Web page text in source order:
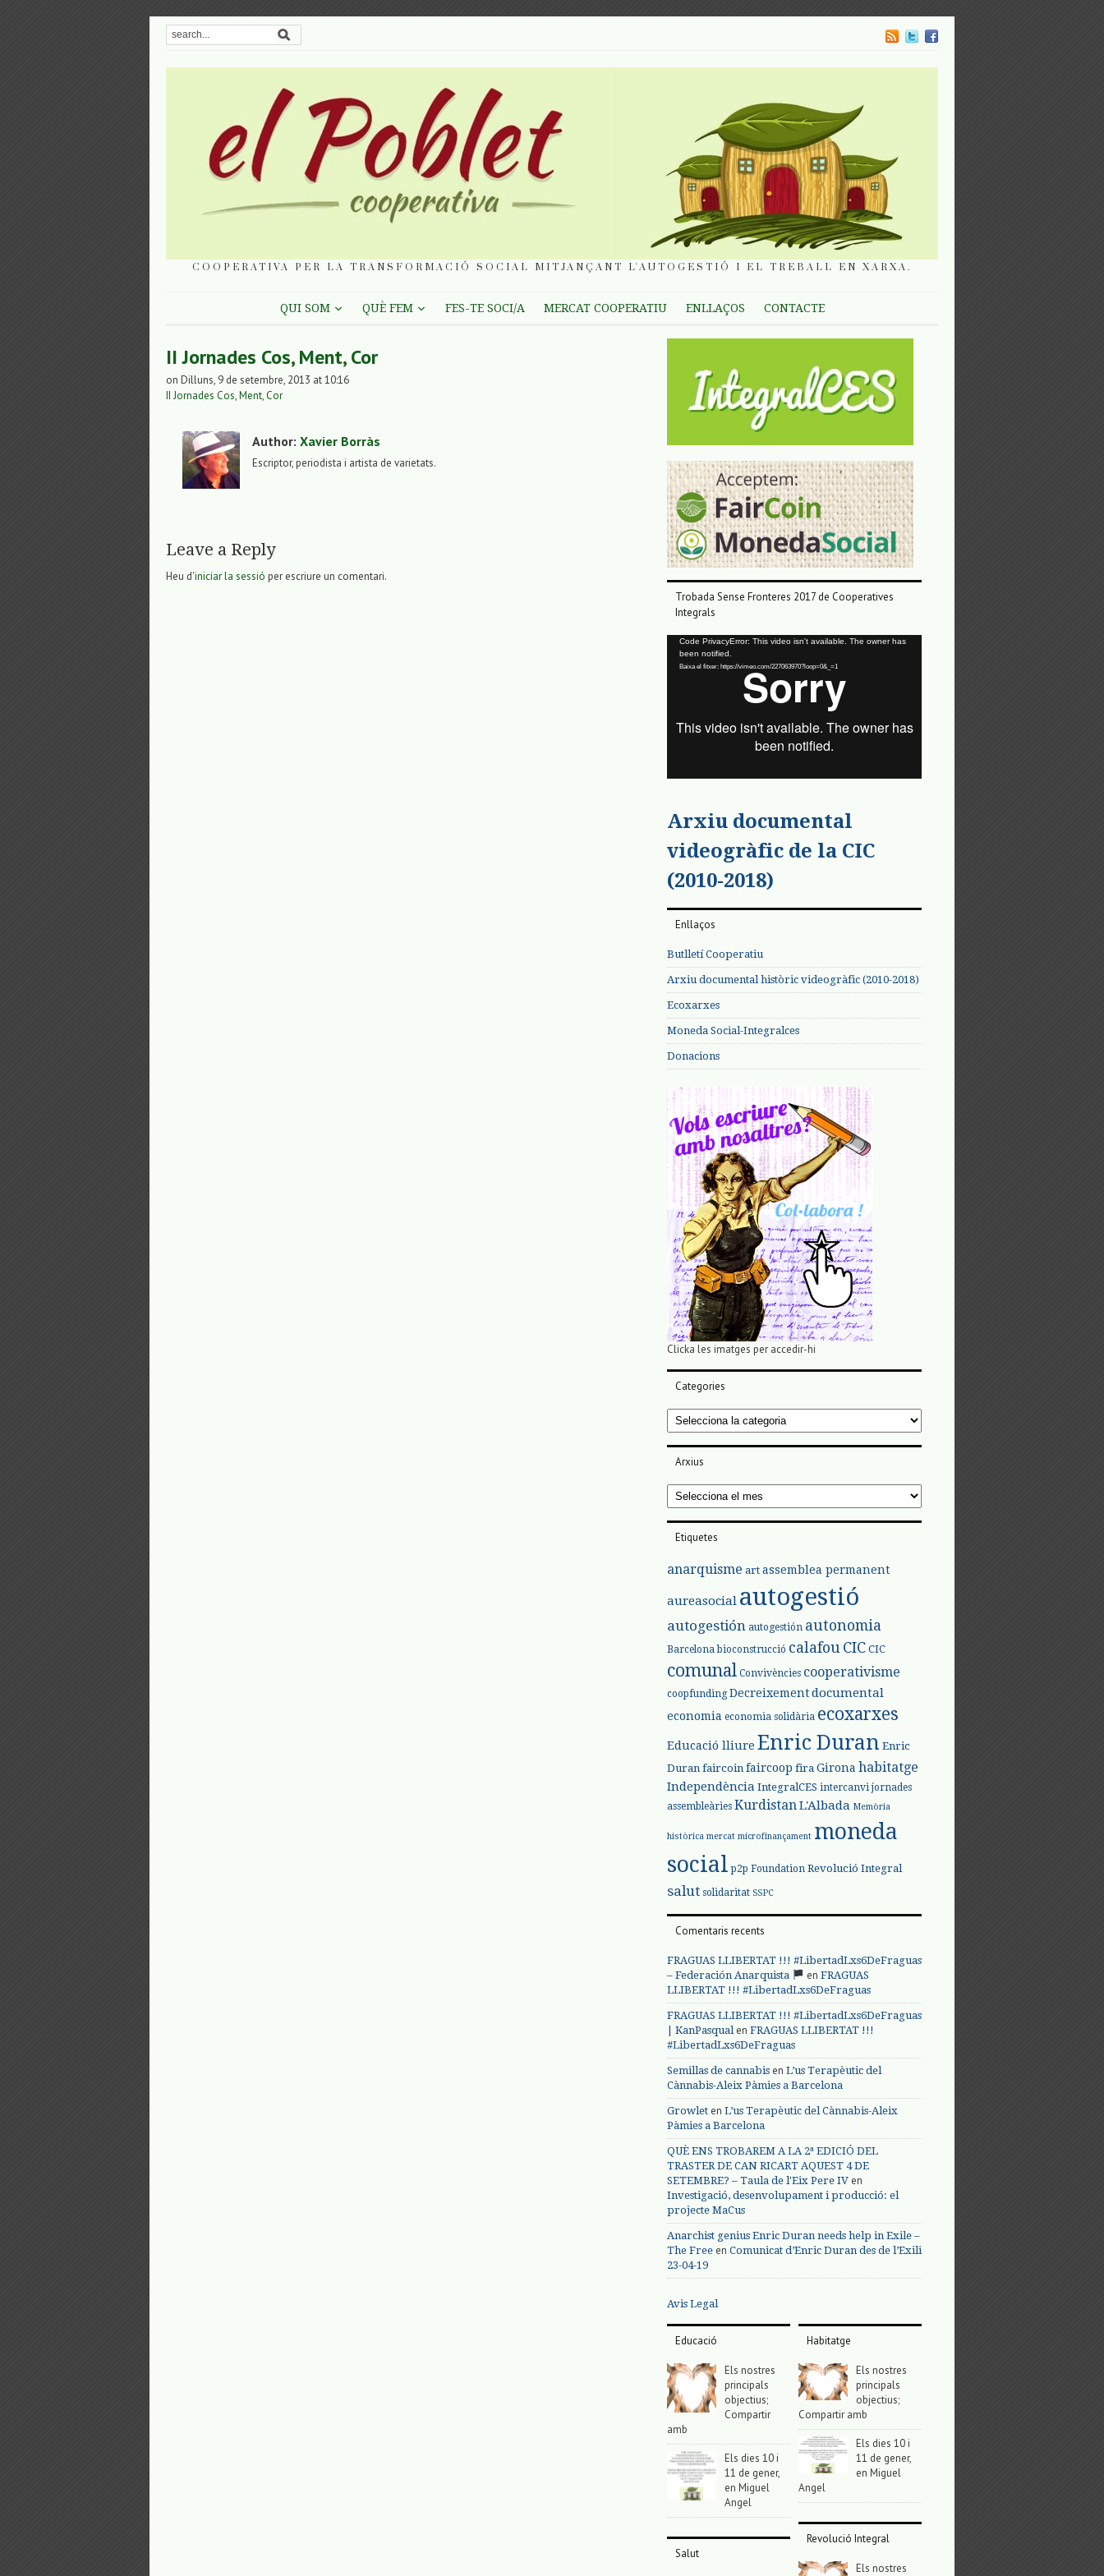
COOPERATIVA PER LA TRANSFORMACIÓ SOCIAL MITJANÇANT L'AUTOGESTIÓ I EL TREBALL EN XARXA.
QUI SOM QUÈ FEM FES-TE SOCI/A MERCAT COOPERATIU ENLLAÇOS CONTACTE
II Jornades Cos, Ment, Cor
on Dilluns, 9 de setembre, 2013 at 10:16
II Jornades Cos, Ment, Cor
Author: Xavier Borràs
Escriptor, periodista i artista de varietats.
Leave a Reply
Heu d'iniciar la sessió per escriure un comentari.
Trobada Sense Fronteres 2017 de Cooperatives
Integrals
Reproductor
vídeo
Code PrivacyError: This video isn't available. The owner has
been notified.
Baixa el fitxer: https://vimeo.com/227063970?loop=0&_=1
Arxiu documental
videogràfic de la CIC
(2010-2018)
Enllaços
Butlletí Cooperatiu
Arxiu documental històric videogràfic (2010-2018)
Ecoxarxes
Moneda Social-Integralces
Donacions
Clicka les imatges per accedir-hi
Categories
Categories
Arxius
Arxius
Etiquetes
anarquisme art assemblea permanent
aureasocial autogestió
autogestión autogestión autonomia
Barcelona bioconstrucció calafou CIC CIC
comunal Convivències cooperativisme
coopfunding Decreixementdocumental
economia economia solidària ecoxarxes
Educació lliure Enric Duran Enric
Duran faircoin faircoop fira Girona habitatge
Independència IntegralCES intercanvi jornades
assembleàries Kurdistan L'Albada Memòria
històrica mercat microfinançament moneda
social p2p Foundation Revolució Integral
salut solidaritat SSPC
Comentaris recents
FRAGUAS LLIBERTAT !!! #LibertadLxs6DeFraguas
– Federación Anarquista
en FRAGUAS
LLIBERTAT !!! #LibertadLxs6DeFraguas
FRAGUAS LLIBERTAT !!! #LibertadLxs6DeFraguas
| KanPasqualen FRAGUAS LLIBERTAT !!!
#LibertadLxs6DeFraguas
Semillas de cannabis en L’us Terapèutic del
Cànnabis-Aleix Pàmies a Barcelona
Growlet en L’us Terapèutic del Cànnabis-Aleix
Pàmies a Barcelona
QUÈ ENS TROBAREM A LA 2ª EDICIÓ DEL
TRASTER DE CAN RICART AQUEST 4 DE
SETEMBRE? – Taula de l'Eix Pere IV en
Investigació, desenvolupament i producció: el
projecte MaCus
Anarchist genius Enric Duran needs help in Exile –
The Free en Comunicat d’Enric Duran des de l’Exili
23-04-19
Avis Legal
Educació
Els nostres
principals
objectius;
Compartir
amb
Els dies 10 i
11 de gener,
en Miguel
Angel
Salut
Habitatge
Els nostres
principals
objectius;
Compartir amb
Els dies 10 i
11 de gener,
en Miguel
Angel
Revolució Integral
Els nostres